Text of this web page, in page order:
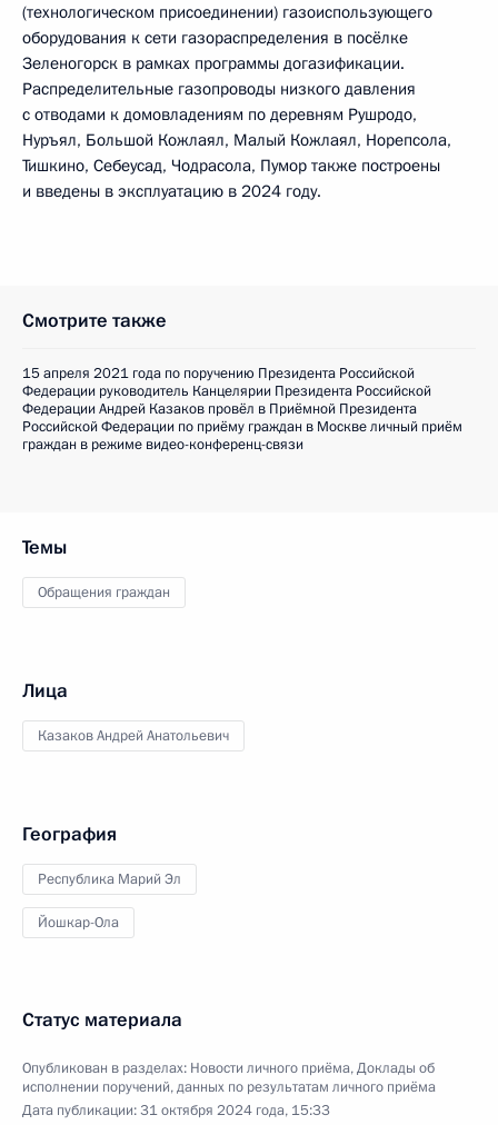
(технологическом присоединении) газоиспользующего
оборудования к сети газораспределения в посёлке
Зеленогорск в рамках программы догазификации.
Распределительные газопроводы низкого давления
с отводами к домовладениям по деревням Рушродо,
Нуръял, Большой Кожлаял, Малый Кожлаял, Норепсола,
Тишкино, Себеусад, Чодрасола, Пумор также построены
и введены в эксплуатацию в 2024 году.
Смотрите также
15 апреля 2021 года по поручению Президента Российской
Федерации руководитель Канцелярии Президента Российской
Федерации Андрей Казаков провёл в Приёмной Президента
Российской Федерации по приёму граждан в Москве личный приём
граждан в режиме видео-конференц-связи
Темы
Обращения граждан
Лица
Казаков Андрей Анатольевич
География
Республика Марий Эл
Йошкар-Ола
Статус материала
Опубликован в разделах: Новости личного приёма,Доклады об
исполнении поручений, данных по результатам личного приёма
Дата публикации:31 октября 2024 года, 15:33